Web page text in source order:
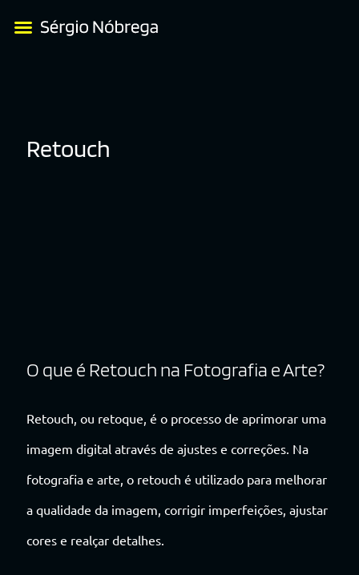
Retouch
O que é Retouch na Fotografia e Arte?
Retouch, ou retoque, é o processo de aprimorar uma
imagem digital através de ajustes e correções. Na
fotografia e arte, o retouch é utilizado para melhorar
a qualidade da imagem, corrigir imperfeições, ajustar
cores e realçar detalhes.